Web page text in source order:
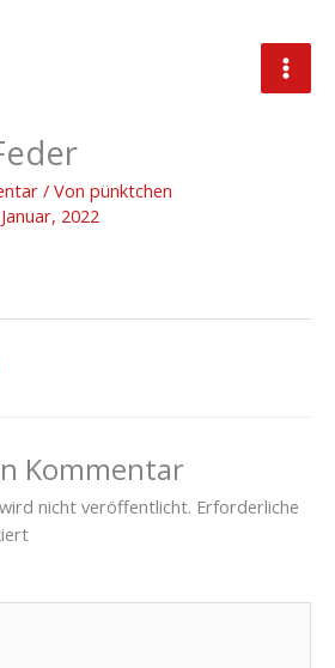
/ Von pünktchen
2022
Kommentar
nicht veröffentlicht. Erforderliche